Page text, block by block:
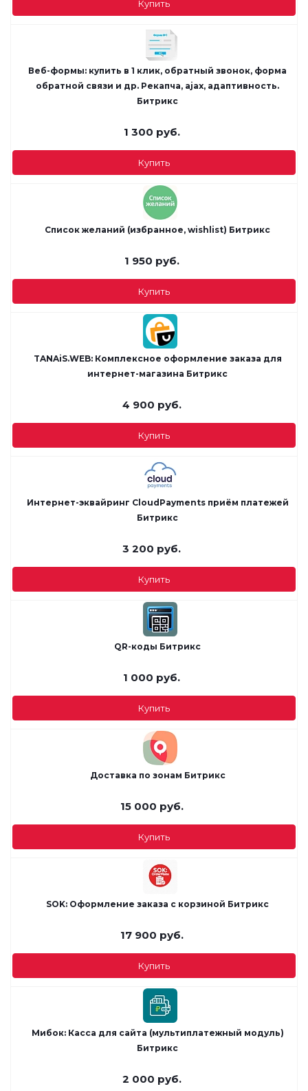
Купить
Веб-формы: купить в 1 клик, обратный звонок, форма
обратной связи и др. Рекапча, ajax, адаптивность.
Битрикс
1 300 руб.
Купить
Список желаний (избранное, wishlist) Битрикс
1 950 руб.
Купить
TANAiS.WEB: Комплексное оформление заказа для
интернет-магазина Битрикс
4 900 руб.
Купить
Интернет-эквайринг CloudPayments приём платежей
Битрикс
3 200 руб.
Купить
QR-коды Битрикс
1 000 руб.
Купить
Доставка по зонам Битрикс
15 000 руб.
Купить
SOK: Оформление заказа с корзиной Битрикс
17 900 руб.
Купить
Мибок: Касса для сайта (мультиплатежный модуль)
Битрикс
2 000 руб.